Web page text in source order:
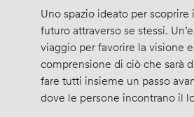
Uno spazio ideato per scoprire
futuro attraverso se stessi.
viaggio per favorire la visione
comprensione di ciò che sarà
fare tutti insieme un passo
dove le persone incontrano il